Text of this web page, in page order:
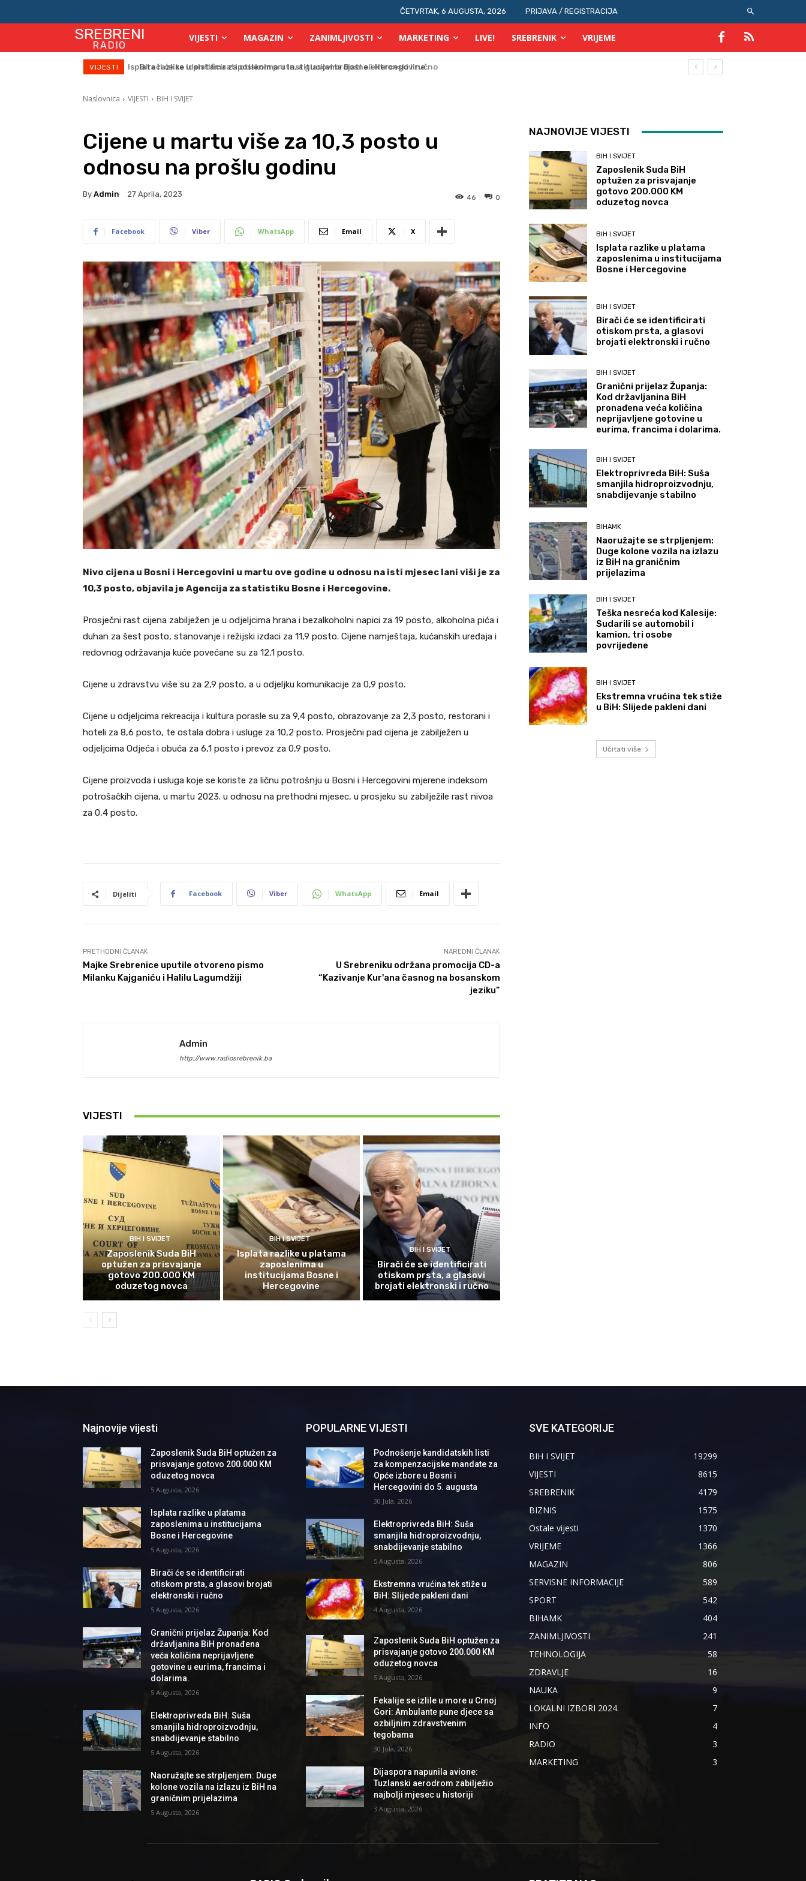
ČETVRTAK, 6 AUGUSTA, 2026 PRIJAVA / REGISTRACIJA
SREBRENI
RADIO
VIJESTI MAGAZIN ZANIMLJIVOSTI MARKETING LIVE! SREBRENIK VRIJEME
VIJESTI Birači će se identificirati otiskom prsta, a glasovi brojati elektronski i ručno
Naslovnica VIJESTI BIH I SVIJET
Cijene u martu više za 10,3 posto u
odnosu na prošlu godinu
By Admin 27 Aprila, 2023 0
46
Facebook Viber WhatsApp Email X
Nivo cijena u Bosni i Hercegovini u martu ove godine u odnosu na isti mjesec lani viši je za
10,3 posto, objavila je Agencija za statistiku Bosne i Hercegovine.
Prosječni rast cijena zabilježen je u odjeljcima hrana i bezalkoholni napici za 19 posto, alkoholna pića i
duhan za šest posto, stanovanje i režijski izdaci za 11,9 posto. Cijene namještaja, kućanskih uređaja i
redovnog održavanja kuće povećane su za 12,1 posto.
Cijene u zdravstvu više su za 2,9 posto, a u odjeljku komunikacije za 0,9 posto.
Cijene u odjeljcima rekreacija i kultura porasle su za 9,4 posto, obrazovanje za 2,3 posto, restorani i
hoteli za 8,6 posto, te ostala dobra i usluge za 10,2 posto. Prosječni pad cijena je zabilježen u
odjeljcima Odjeća i obuća za 6,1 posto i prevoz za 0,9 posto.
Cijene proizvoda i usluga koje se koriste za ličnu potrošnju u Bosni i Hercegovini mjerene indeksom
potrošačkih cijena, u martu 2023. u odnosu na prethodni mjesec, u prosjeku su zabilježile rast nivoa
za 0,4 posto.
Dijeliti Facebook Viber WhatsApp Email
PRETHODNI ČLANAK
Majke Srebrenice uputile otvoreno pismo
Milanku Kajganiću i Halilu Lagumdžiji
NAREDNI ČLANAK
U Srebreniku održana promocija CD-a
“Kazivanje Kur'ana časnog na bosanskom
jeziku”
Admin
http://www.radiosrebrenik.ba
VIJESTI
BIH I SVIJET
Zaposlenik Suda BiH
optužen za prisvajanje
gotovo 200.000 KM
oduzetog novca
BIH I SVIJET
Isplata razlike u platama
zaposlenima u
institucijama Bosne i
Hercegovine
BIH I SVIJET
Birači će se identificirati
otiskom prsta, a glasovi
brojati elektronski i ručno
NAJNOVIJE VIJESTI
BIH I SVIJET
Zaposlenik Suda BiH
optužen za prisvajanje
gotovo 200.000 KM
oduzetog novca
BIH I SVIJET
Isplata razlike u platama
zaposlenima u institucijama
Bosne i Hercegovine
BIH I SVIJET
Birači će se identificirati
otiskom prsta, a glasovi
brojati elektronski i ručno
BIH I SVIJET
Granični prijelaz Županja:
Kod državljanina BiH
pronađena veća količina
neprijavljene gotovine u
eurima, francima i dolarima.
BIH I SVIJET
Elektroprivreda BiH: Suša
smanjila hidroproizvodnju,
snabdijevanje stabilno
BIHAMK
Naoružajte se strpljenjem:
Duge kolone vozila na izlazu
iz BiH na graničnim
prijelazima
BIH I SVIJET
Teška nesreća kod Kalesije:
Sudarili se automobil i
kamion, tri osobe
povrijeđene
BIH I SVIJET
Ekstremna vrućina tek stiže
u BiH: Slijede pakleni dani
Učitati više
Najnovije vijesti
Zaposlenik Suda BiH optužen za
prisvajanje gotovo 200.000 KM
oduzetog novca
5 Augusta, 2026
Isplata razlike u platama
zaposlenima u institucijama
Bosne i Hercegovine
5 Augusta, 2026
Birači će se identificirati
otiskom prsta, a glasovi brojati
elektronski i ručno
5 Augusta, 2026
Granični prijelaz Županja: Kod
državljanina BiH pronađena
veća količina neprijavljene
gotovine u eurima, francima i
dolarima.
5 Augusta, 2026
Elektroprivreda BiH: Suša
smanjila hidroproizvodnju,
snabdijevanje stabilno
5 Augusta, 2026
Naoružajte se strpljenjem: Duge
kolone vozila na izlazu iz BiH na
graničnim prijelazima
5 Augusta, 2026
POPULARNE VIJESTI
Podnošenje kandidatskih listi
za kompenzacijske mandate za
Opće izbore u Bosni i
Hercegovini do 5. augusta
30 Jula, 2026
Elektroprivreda BiH: Suša
smanjila hidroproizvodnju,
snabdijevanje stabilno
5 Augusta, 2026
Ekstremna vrućina tek stiže u
BiH: Slijede pakleni dani
4 Augusta, 2026
Zaposlenik Suda BiH optužen za
prisvajanje gotovo 200.000 KM
oduzetog novca
5 Augusta, 2026
Fekalije se izlile u more u Crnoj
Gori: Ambulante pune djece sa
ozbiljnim zdravstvenim
tegobama
30 Jula, 2026
Dijaspora napunila avione:
Tuzlanski aerodrom zabilježio
najbolji mjesec u historiji
3 Augusta, 2026
SVE KATEGORIJE
BIH I SVIJET
19299
VIJESTI
8615
SREBRENIK
4179
BIZNIS
1575
Ostale vijesti
1370
VRIJEME
1366
MAGAZIN
806
SERVISNE INFORMACIJE
589
SPORT
542
BIHAMK
404
ZANIMLJIVOSTI
241
TEHNOLOGIJA
58
ZDRAVLJE
16
NAUKA
9
LOKALNI IZBORI 2024.
7
INFO
4
RADIO
3
MARKETING
3